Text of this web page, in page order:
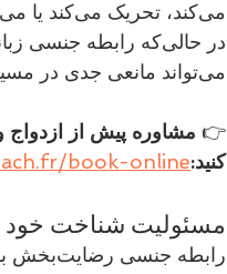
می‌کند، تحریک می‌کند یا می‌لرزاند، سکوت می‌کنیم.
در حالی‌که رابطه
می‌تواند مانعی جدی در مسیر شکوفایی مشترک باشد.
👉
کنید:book-online
مسئولیت شناخت خود
رابطه جنسی رضایت‌بخش بر پایه دو مسئولیت مهم است: